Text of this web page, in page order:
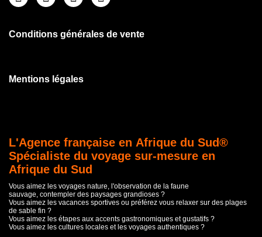
Conditions générales de vente
Mentions légales
L'Agence française en Afrique du Sud®
Spécialiste du voyage sur-mesure en
Afrique du Sud
Vous aimez les voyages nature, l'observation de la faune
sauvage, contempler des paysages grandioses ?
Vous aimez les vacances sportives ou préférez vous relaxer sur des plages
de sable fin ?
Vous aimez les étapes aux accents gastronomiques et gustatifs ?
Vous aimez les cultures locales et les voyages authentiques ?